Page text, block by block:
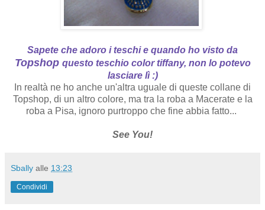
Sapete che adoro i teschi e quando ho visto da
Topshop questo teschio color tiffany, non lo potevo
lasciare lì :)
In realtà ne ho anche un'altra uguale di queste collane di
Topshop, di un altro colore, ma tra la roba a Macerate e la
roba a Pisa, ignoro purtroppo che fine abbia fatto...
See You!
Sbally alle 13:23
Condividi